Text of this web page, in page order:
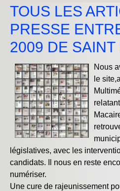
TOUS LES
PRESSE
2009 DE SAINT
Nous
le
législatives, avec les
candidats. Il nous en reste
numériser.
Une cure de rajeunissement